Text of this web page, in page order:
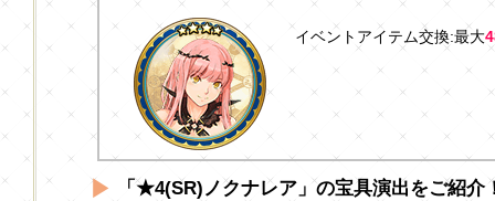
イベントアイテム交換:最大
「★4(SR)ノクナレア」の宝具演出をご紹介